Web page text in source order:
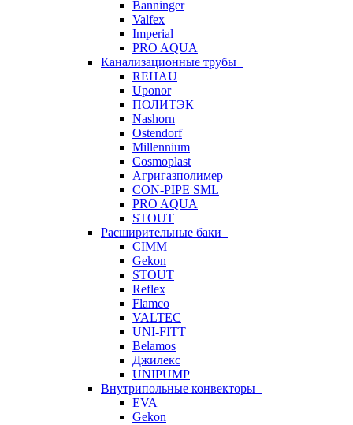
Banninger
Valfex
Imperial
PRO AQUA
Канализационные трубы
REHAU
Uponor
ПОЛИТЭК
Nashorn
Ostendorf
Millennium
Cosmoplast
Агригазполимер
CON-PIPE SML
PRO AQUA
STOUT
Расширительные баки
CIMM
Gekon
STOUT
Reflex
Flamco
VALTEC
UNI-FITT
Belamos
Джилекс
UNIPUMP
Внутрипольные конвекторы
EVA
Gekon